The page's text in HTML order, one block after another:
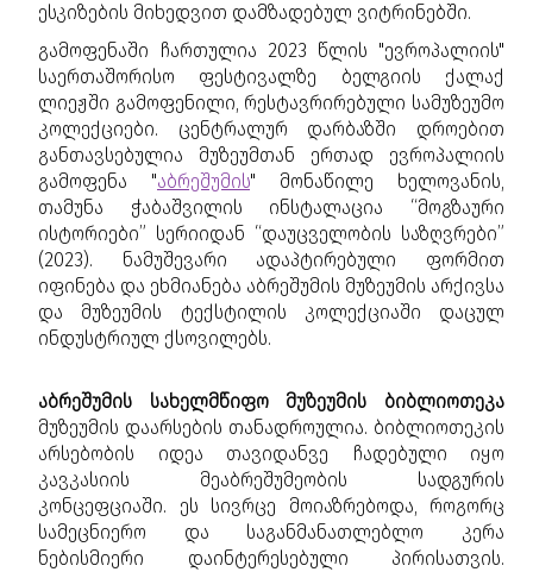
ესკიზების მიხედვით დამზადებულ ვიტრინებში.
გამოფენაში
ჩართულია 2023 წლის "ევროპალიის"
საერთაშორისო ფესტივალზე ბელგიის ქალაქ
ლიეჟში გამოფენილი, რესტავრირებული სამუზეუმო
კოლექციები. ცენტრალურ დარბაზში დროებით
განთავსებულია მუზეუმთან ერთად ევროპალიის
გამოფენა "აბრეშუმის" მონაწილე ხელოვანის,
თამუნა ჭაბაშვილის ინსტალაცია “მოგზაური
ისტორიები” სერიიდან “დაუცველობის საზღვრები”
(2023). ნამუშევარი ადაპტირებული ფორმით
იფინება და ეხმიანება აბრეშუმის მუზეუმის არქივსა
და მუზეუმის ტექსტილის კოლექციაში დაცულ
ინდუსტრიულ ქსოვილებს.
აბრეშუმის სახელმწიფო მუზეუმის ბიბლიოთეკა
მუზეუმის დაარსების თანადროულია. ბიბლიოთეკის
არსებობის იდეა თავიდანვე ჩადებული იყო
კავკასიის მეაბრეშუმეობის სადგურის
კონცეფციაში. ეს სივრცე მოიაზრებოდა, როგორც
სამეცნიერო და საგანმანათლებლო კერა
ნებისმიერი დაინტერესებული პირისათვის.